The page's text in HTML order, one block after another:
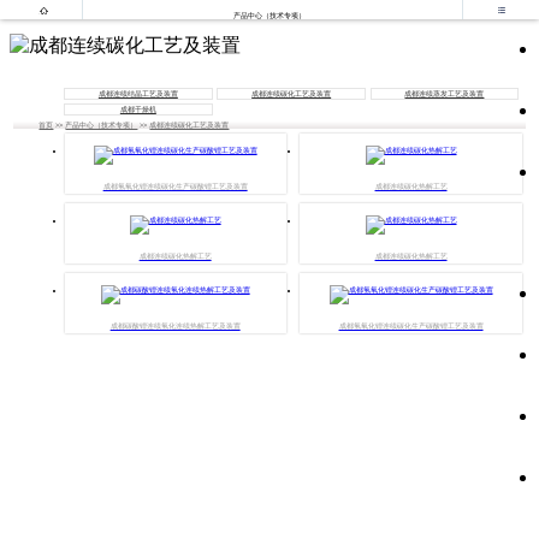

产品中心（技术专项）

成都连续结晶工艺及装置 成都连续碳化工艺及装置 成都连续蒸发工艺及装置
成都干燥机
首页 >> 产品中心（技术专项） >>成都连续碳化工艺及装置
成都氢氧化锂连续碳化生产碳酸锂工艺及装置 成都连续碳化热解工艺
成都连续碳化热解工艺 成都连续碳化热解工艺
成都碳酸锂连续氢化连续热解工艺及装置 成都氢氧化锂连续碳化生产碳酸锂工艺及装置